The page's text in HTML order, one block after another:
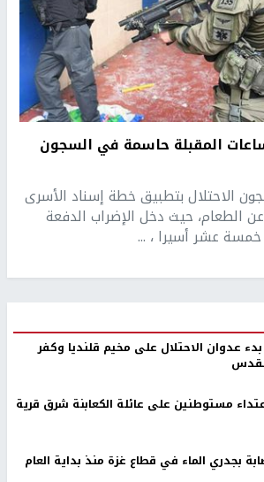
المقبلة حاسمة في السجون
سجون الاحتلال بتطبيق خطة إسناد الأسرى
عن الطعام، حيث دخل الإضراب الدفعة
خمسة عشر أسيرا ، ...
بدء عدوان الاحتلال على مخيم قلنديا وكفر
اعتداء مستوطنين على عائلة الكعابنة شرق قرية